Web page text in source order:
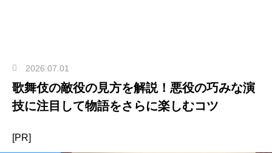
2026.07.01
歌舞伎の敵役の見方を解説！悪役の巧みな演
技に注目して物語をさらに楽しむコツ
[PR]